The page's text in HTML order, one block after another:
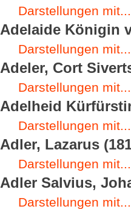
Darstellungen mit...
Adelaide Königin
Darstellungen mit...
Adeler, Cort
Darstellungen mit...
Adelheid
Darstellungen mit...
Adler, Lazarus
Darstellungen mit...
Adler Salvius,
Darstellungen mit...